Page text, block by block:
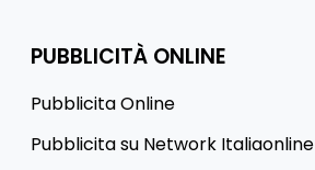
PUBBLICITÀ ONLINE
Pubblicita Online
Pubblicita su Network Italiaonline